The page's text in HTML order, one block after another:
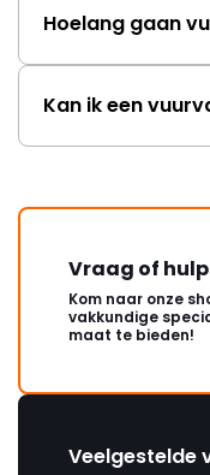
Hoelang gaan
Kan ik een
Vraag of
Kom naar onze
vakkundige
maat te bieden!
Veelgestelde